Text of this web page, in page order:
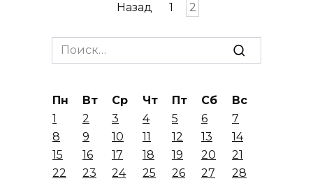
Назад 1 2
Search
for:
Пн Вт Ср Чт Пт Сб
Вс
1
2 3 4 5 6
7
8
9 10 11 12 13
14
15
16 17 18 19 20
21
22
23 24 25 26 27
28